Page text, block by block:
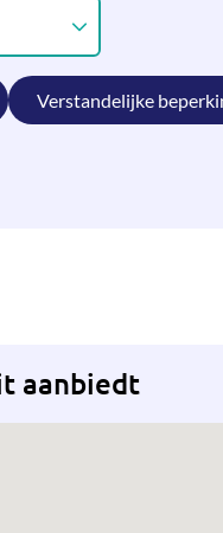
verstandelijke
aanbiedt